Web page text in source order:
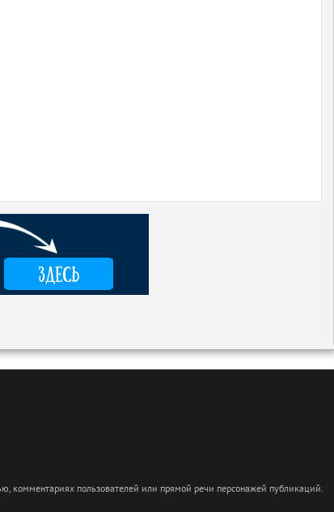
комментариях пользователей или прямой речи персонажей публикаций.